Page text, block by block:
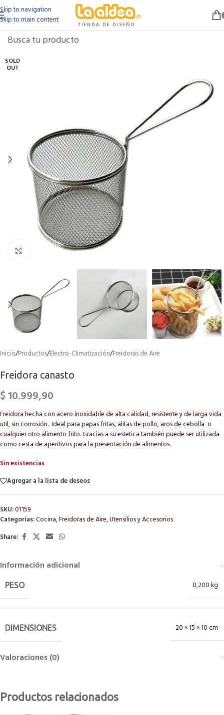
Skip to navigation
Skip to main content
SOLD
OUT
Click to enlarge
Inicio/Productos/Electro-Climatización/Freidoras de Aire
Freidora canasto
$10.999,90
Freidora hecha con acero inoxidable de alta calidad, resistente y de larga vida
util, sin corrosión. Ideal para papas fritas, alitas de pollo, aros de cebolla o
cualquier otro alimento frito. Gracias a su estetica también puede ser utilizada
como cesta de aperitivos para la presentación de alimentos.
Sin existencias
Agregar a la lista de deseos
SKU:01159
Categorías:Cocina,Freidoras de Aire,Utensilios y Accesorios
Share:
Información adicional
PESO 0,200 kg
DIMENSIONES 20 × 15 × 10 cm
Valoraciones (0)
Productos relacionados